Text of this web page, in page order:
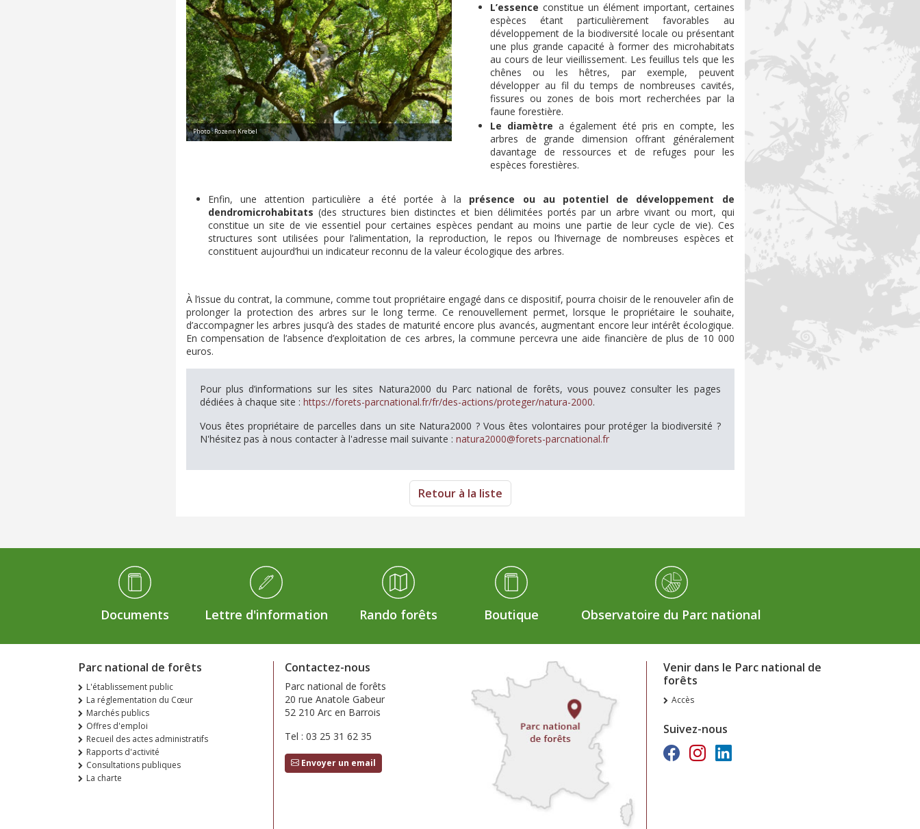
Photo : Rozenn Krebel
L’essence constitue un élément important, certaines
espèces étant particulièrement favorables au
développement de la biodiversité locale ou présentant
une plus grande capacité à former des microhabitats
au cours de leur vieillissement. Les feuillus tels que les
chênes ou les hêtres, par exemple, peuvent
développer au fil du temps de nombreuses cavités,
fissures ou zones de bois mort recherchées par la
faune forestière.
Le diamètre a également été pris en compte, les
arbres de grande dimension offrant généralement
davantage de ressources et de refuges pour les
espèces forestières.
Enfin, une attention particulière a été portée à la présence ou au potentiel de développement de
dendromicrohabitats (des structures bien distinctes et bien délimitées portés par un arbre vivant ou mort, qui
constitue un site de vie essentiel pour certaines espèces pendant au moins une partie de leur cycle de vie). Ces
structures sont utilisées pour l’alimentation, la reproduction, le repos ou l’hivernage de nombreuses espèces et
constituent aujourd’hui un indicateur reconnu de la valeur écologique des arbres.
À l’issue du contrat, la commune, comme tout propriétaire engagé dans ce dispositif, pourra choisir de le renouveler afin de
prolonger la protection des arbres sur le long terme. Ce renouvellement permet, lorsque le propriétaire le souhaite,
d’accompagner les arbres jusqu’à des stades de maturité encore plus avancés, augmentant encore leur intérêt écologique.
En compensation de l’absence d’exploitation de ces arbres, la commune percevra une aide financière de plus de 10 000
euros.
Pour plus d’informations sur les sites Natura2000 du Parc national de forêts, vous pouvez consulter les pages
dédiées à chaque site : https://forets-parcnational.fr/fr/des-actions/proteger/natura-2000.
Vous êtes propriétaire de parcelles dans un site Natura2000 ? Vous êtes volontaires pour protéger la biodiversité ?
N'hésitez pas à nous contacter à l'adresse mail suivante : natura2000@forets-parcnational.fr
Retour à la liste
Médiathèque Footer
Documents Lettre d'information Rando forêts Boutique Observatoire du Parc national
Parc national de forêts
L'établissement public
La réglementation du Cœur
Marchés publics
Offres d'emploi
Recueil des actes administratifs
Rapports d'activité
Consultations publiques
La charte
Contactez-nous
Parc national de forêts
20 rue Anatole Gabeur
52 210 Arc en Barrois
Tel : 03 25 31 62 35
Envoyer un email
Venir dans le Parc national de
forêts
Accès
Suivez-nous